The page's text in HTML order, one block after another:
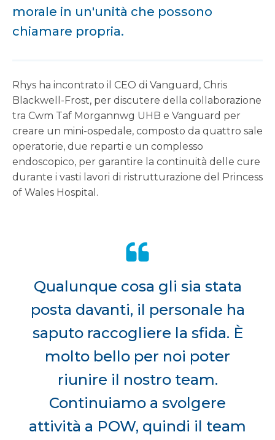
morale in un'unità che possono
chiamare propria.
Rhys ha incontrato il CEO di Vanguard, Chris
Blackwell-Frost, per discutere della collaborazione
tra Cwm Taf Morgannwg UHB e Vanguard per
creare un mini-ospedale, composto da quattro sale
operatorie, due reparti e un complesso
endoscopico, per garantire la continuità delle cure
durante i vasti lavori di ristrutturazione del Princess
of Wales Hospital.
Qualunque cosa gli sia stata
posta davanti, il personale ha
saputo raccogliere la sfida. È
molto bello per noi poter
riunire il nostro team.
Continuiamo a svolgere
attività a POW, quindi il team